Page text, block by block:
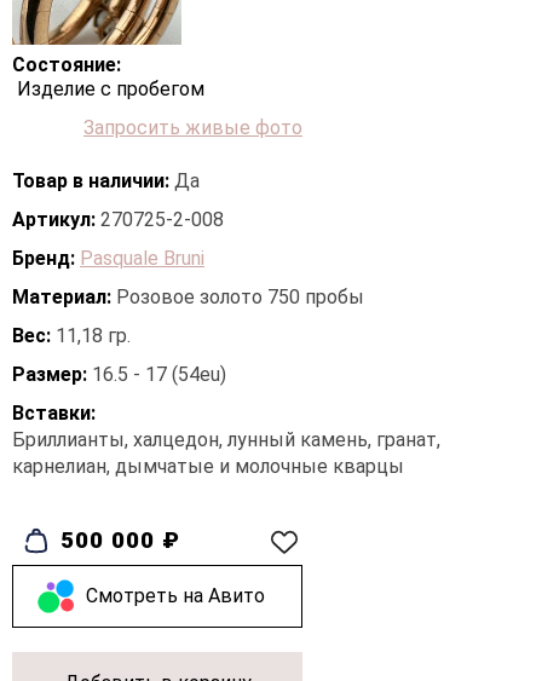
Состояние:
Изделие с пробегом
Запросить живые фото
Товар в наличии: Да
Артикул: 270725-2-008
Бренд: Pasquale Bruni
Материал: Розовое золото 750 пробы
Вес: 11,18 гр.
Размер: 16.5 - 17 (54eu)
Вставки:
Бриллианты, халцедон, лунный камень, гранат,
карнелиан, дымчатые и молочные кварцы
500 000 ₽
Cмотреть на Авито